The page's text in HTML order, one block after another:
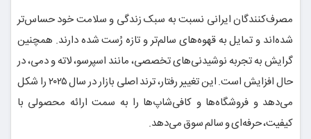
مصرف‌کنندگان ایرانی نسبت به سبک زندگی و سلامت خود حساس‌تر
شده‌اند و تمایل به قهوه‌های سالم‌تر و تازه رُست شده دارند. همچنین
گرایش به تجربه نوشیدنی‌های تخصصی، مانند اسپرسو، لاته و دمی، در
حال افزایش است. این تغییر رفتار، ترند اصلی بازار در سال ۲۰۲۵ را شکل
می‌دهد و فروشگاه‌ها و کافی‌شاپ‌ها را به سمت ارائه محصولی با
کیفیت، حرفه‌ای و سالم سوق می‌دهد.